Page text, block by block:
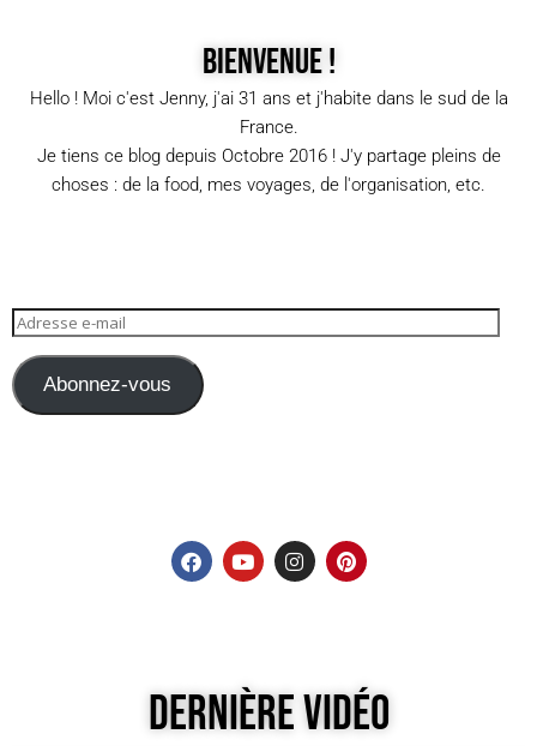
Bienvenue !
Hello ! Moi c'est Jenny, j'ai 31 ans et j'habite dans le sud de la
France.
Je tiens ce blog depuis Octobre 2016 ! J'y partage pleins de
choses : de la food, mes voyages, de l'organisation, etc.
Abonnez-vous
Dernière Vidéo